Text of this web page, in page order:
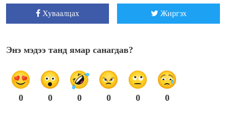
Хуваалцах Жиргэх
Энэ мэдээ танд ямар санагдав?
0 0 0 0 0 0